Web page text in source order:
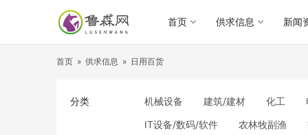
首页 供求信息 新闻
首页 » 供求信息 » 日用百货
分类 机械设备 建筑/建材 化工
IT设备/数码/软件
农林牧副渔